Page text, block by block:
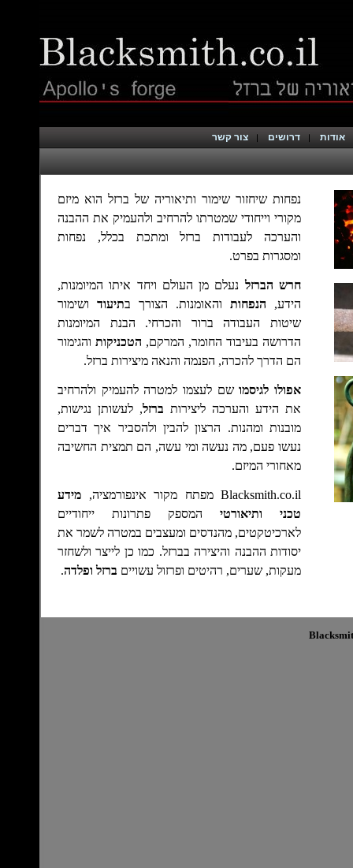
אודות דרושים צור קשר
נפחות שיחזור שימור ותיאוריה של ברזל הוא מיזם
מקורי וייחודי שמטרתו להרחיב ולהעמיק את ההבנה
והערכה לעבודות ברזל ומתכת בכלל, נפחות
ומסגרות בפרט.
חרש הברזל נעלם מן העולם ויחד איתו המיומנות,
הידע, הנפחות והאומנות. הצורך בתיעוד ושימור
שיטות העבודה ברור והכרחי. הבנת המיומנות
הדרושה בעיבוד החומר, המרקם, הטכניקות והגימור
הם הדרך להכרה, הפנמה והנאה מיצירות ברזל.
אפולו לגיסמו שם לעצמו למטרה להעמיק ולהרחיב
את הידע והערכה ליצירות ברזל, לעשותן נגישות,
מובנות ומהנות. הרצון להבין ולהסביר איך דברים
נעשו פעם, מה נעשה ומי עשה, הם תמצית החשיבה
מאחורי המיזם.
Blacksmith.co.il מפתח מקור אינפורמציה,
מידע
טכני ותיאורטי המספק פתרונות ייחודיים
לארכיטקטים, מהנדסים ומעצבים במטרה לשמר את
יסודות ההבנה והיצירה בברזל. כמו כן לייצר ולשחזר
מעקות, שערים, רהיטים ופרזול עשויים ברזל ופלדה.